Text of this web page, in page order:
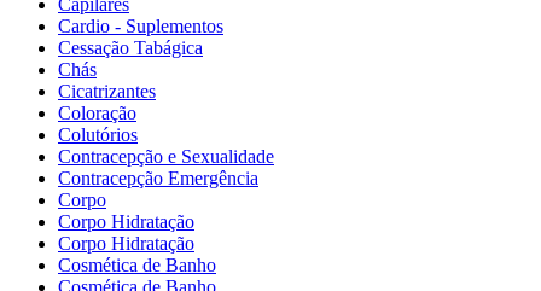
Capilares
Cardio - Suplementos
Cessação Tabágica
Chás
Cicatrizantes
Coloração
Colutórios
Contracepção e Sexualidade
Contracepção Emergência
Corpo
Corpo Hidratação
Corpo Hidratação
Cosmética de Banho
Cosmética de Banho